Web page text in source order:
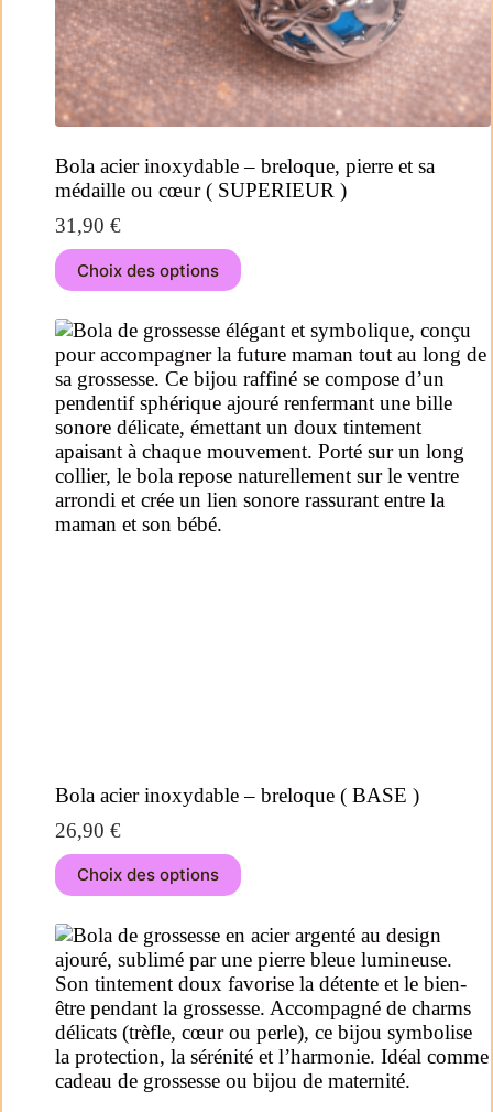
Bola acier inoxydable – breloque, pierre et sa
médaille ou cœur ( SUPERIEUR )
31,90 €
Choix des options
Bola acier inoxydable – breloque ( BASE )
26,90 €
Choix des options